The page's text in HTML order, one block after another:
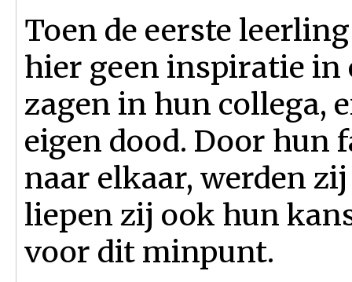
Toen de eerste
hier geen inspiratie in
zagen in hun collega,
eigen dood. Door hun
naar elkaar, werden
liepen zij ook hun
voor dit minpunt.